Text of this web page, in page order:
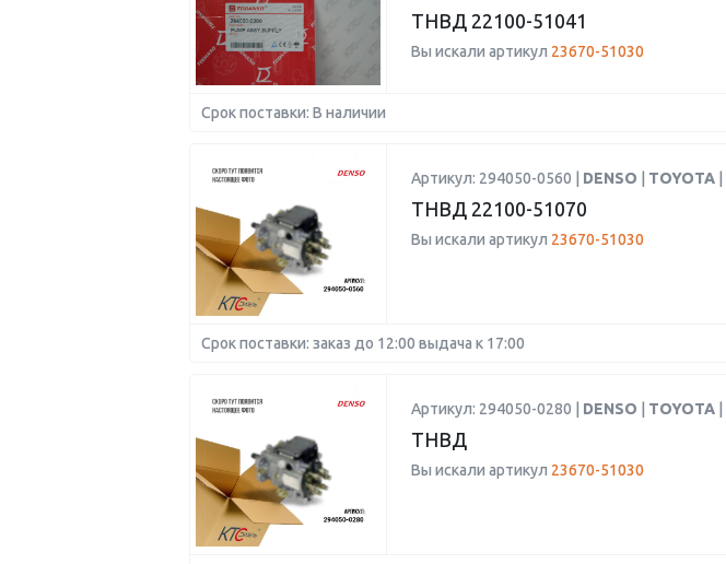
ТНВД 22100-51041
Вы искали артикул 23670-51030
Срок поставки: В наличии
Артикул: 294050-0560 | DENSO TOYOTA
ТНВД 22100-51070
Вы искали артикул 23670-51030
Срок поставки: заказ до 12:00 выдача к 17:00
Артикул: 294050-0280 | DENSO TOYOTA
ТНВД
Вы искали артикул 23670-51030